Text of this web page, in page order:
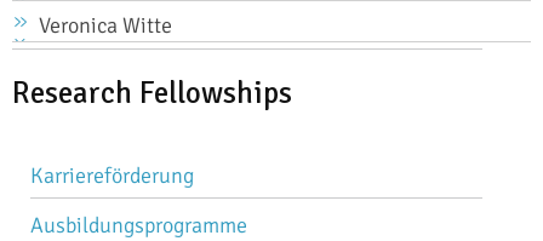
Veronica Witte
Research Fellowships
Karriereförderung
Ausbildungsprogramme